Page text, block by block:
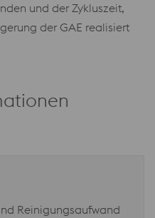
und der Zykluszeit,
der GAE realisiert
Reinigungsaufwand